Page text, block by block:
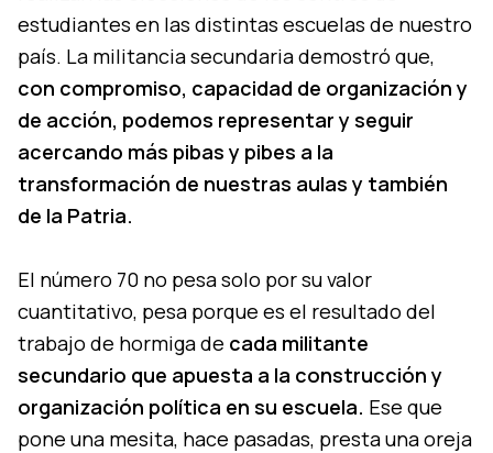
estudiantes en las distintas escuelas de nuestro
país. La militancia secundaria demostró que,
con compromiso, capacidad de organización y
de acción, podemos representar y seguir
acercando más pibas y pibes a la
transformación de nuestras aulas y también
de la Patria.
El número 70 no pesa solo por su valor
cuantitativo, pesa porque es el resultado del
trabajo de hormiga de cada militante
secundario que apuesta a la construcción y
organización política en su escuela. Ese que
pone una mesita, hace pasadas, presta una oreja